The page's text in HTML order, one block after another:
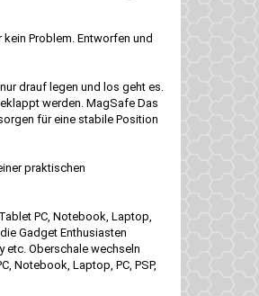
Problem. Entworfen und
drauf legen und los geht es.
werden. MagSafe Das
für eine stabile Position
praktischen
PC, Notebook, Laptop,
Gadget Enthusiasten
etc. Oberschale wechseln
Notebook, Laptop, PC, PSP,